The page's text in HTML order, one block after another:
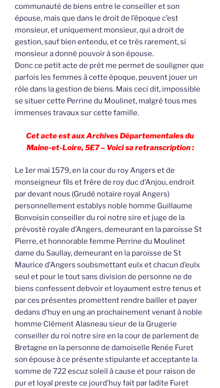
communauté de biens entre le conseiller et son
épouse, mais que dans le droit de l’époque c’est
monsieur, et uniquement monsieur, qui a droit de
gestion, sauf bien entendu, et ce très rarement, si
monsieur a donné pouvoir à son épouse.
Donc ce petit acte de prêt me permet de souligner que
parfois les femmes à cette époque, peuvent jouer un
rôle dans la gestion de biens. Mais ceci dit, impossible
se situer cette Perrine du Moulinet, malgré tous mes
immenses travaux sur cette famille.
Cet acte est aux Archives Départementales du
Maine-et-Loire, 5E7 – Voici sa retranscription :
Le 1er mai 1579, en la cour du roy Angers et de
monseigneur fils et frère de roy duc d’Anjou, endroit
par devant nous (Grudé notaire royal Angers)
personnellement establys noble homme Guillaume
Bonvoisin conseiller du roi notre sire et juge de la
prévosté royale d’Angers, demeurant en la paroisse St
Pierre, et honnorable femme Perrine du Moulinet
dame du Saullay, demeurant en la paroisse de St
Maurice d’Angers soubsmettant eulx et chacun d’eulx
seul et pour le tout sans division de personne ne de
biens confessent debvoir et loyaument estre tenus et
par ces présentes promettent rendre bailler et payer
dedans d’huy en ung an prochainement venant à noble
homme Clément Alasneau sieur de la Grugerie
conseiller du roi notre sire en la cour de parlement de
Bretagne en la personne de damoiselle Renée Furet
son épouse à ce présente stipulante et acceptante la
somme de 722 escuz soleil à cause et pour raison de
pur et loyal preste ce jourd’huy fait par ladite Furet